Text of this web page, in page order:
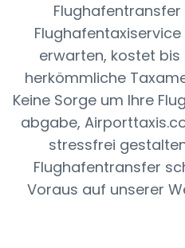
Flughafentransfer
erwarten, kostet bis
herkömmliche
Keine Sorge um Ihre
abgabe,
stressfrei
Flughafentransfer
Voraus auf unserer